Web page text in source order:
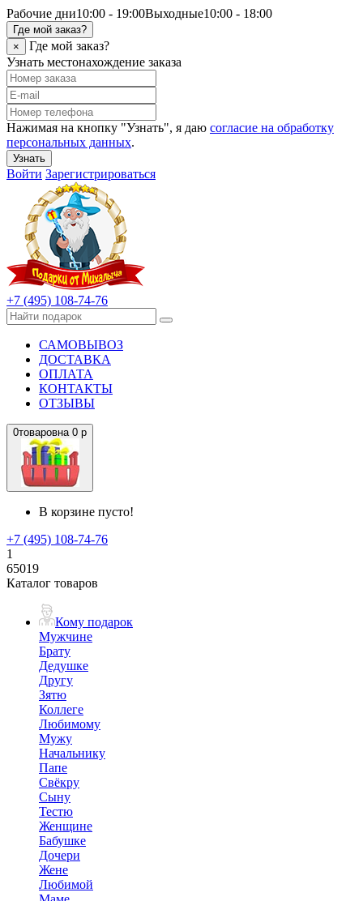
Рабочие дни10:00 - 19:00Выходные10:00 - 18:00
Где мой заказ?
×
Где мой заказ?
Узнать местонахождение заказа
Нажимая на кнопку "Узнать", я даю согласие на обработку
персональных данных.
Узнать
Войти Зарегистрироваться
+7 (495) 108-74-76
САМОВЫВОЗ
ДОСТАВКА
ОПЛАТА
КОНТАКТЫ
ОТЗЫВЫ
0товаровна 0 р
В корзине пусто!
+7 (495) 108-74-76
1
65019
Каталог товаров
Кому подарок
Мужчине
Брату
Дедушке
Другу
Зятю
Коллеге
Любимому
Мужу
Начальнику
Папе
Свёкру
Сыну
Тестю
Женщине
Бабушке
Дочери
Жене
Любимой